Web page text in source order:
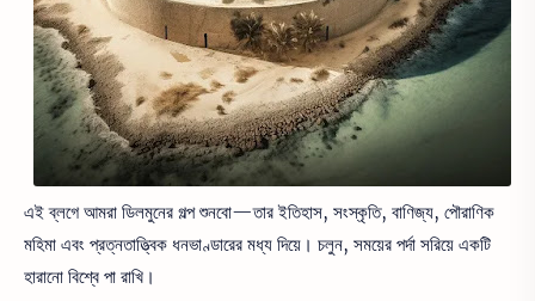
এই ব্লগে আমরা ডিলমুনের গল্প শুনবো—তার ইতিহাস, সংস্কৃতি, বাণিজ্য, পৌরাণিক
মহিমা এবং প্রত্নতাত্ত্বিক ধনভাণ্ডারের মধ্য দিয়ে। চলুন, সময়ের পর্দা সরিয়ে একটি
হারানো বিশ্বে পা রাখি।